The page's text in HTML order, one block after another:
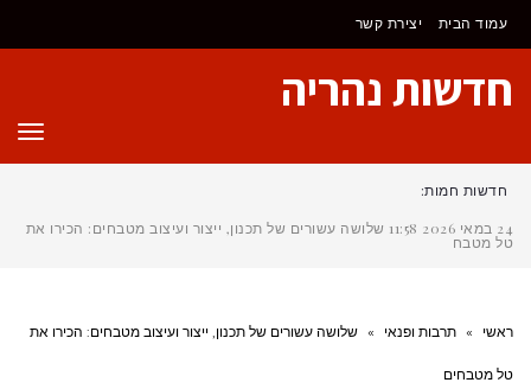
לתוכן
עמוד הבית יצירת קשר
חדשות נהריה
חדשות חמות:
24 במאי 2026
11:58 שלושה עשורים של תכנון, ייצור ועיצוב מטבחים: הכירו את
טל מטבחים
ראשי » תרבות ופנאי » שלושה עשורים של תכנון, ייצור ועיצוב מטבחים: הכירו את
טל מטבחים